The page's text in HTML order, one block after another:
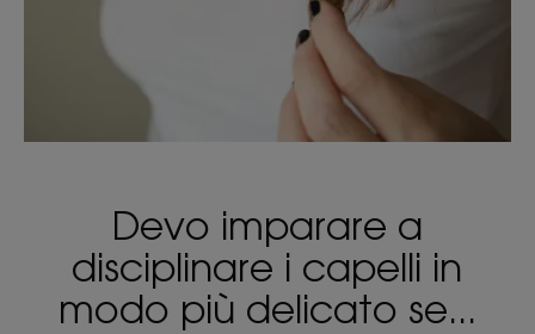
Devo imparare a
disciplinare i capelli in
modo più delicato se...